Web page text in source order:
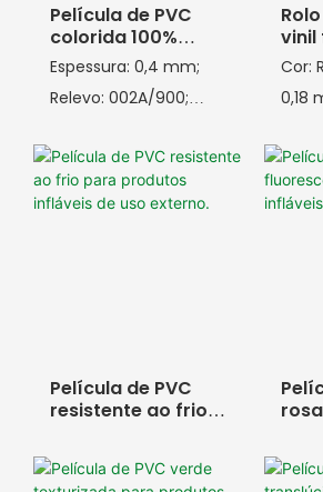
Película de PVC
colorida 100%
impermeável
Espessura: 0,4 mm;
Relevo: 002A/900;
48,5 polegadas;
Comprimento: 150
vinil
Cor:
0,18
etc.
Película de PVC
resistente ao frio
infláveis ​​de uso
externo.